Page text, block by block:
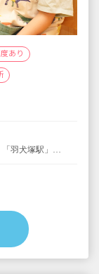
あり
羽犬塚駅」よ